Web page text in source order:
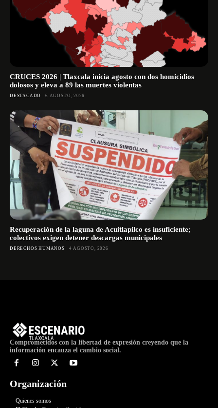
CRUCES 2026 | Tlaxcala inicia agosto con dos homicidios
dolosos y eleva a 89 las muertes violentas
DESTACADO 6 AGOSTO, 2026
Recuperación de la laguna de Acuitlapilco es insuficiente;
colectivos exigen detener descargas municipales
DERECHOS HUMANOS 4 AGOSTO, 2026
Comprometidos con la libertad de expresión creyendo que la
información encauza el cambio social.
Organización
Quienes somos